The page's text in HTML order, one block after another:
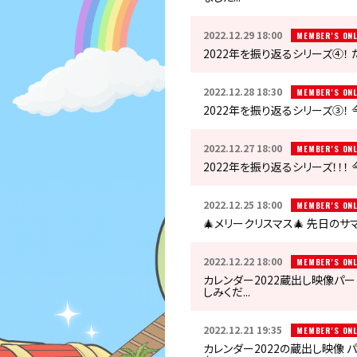
2022.12.29 18:00 MEMBER'S
2022年を振り返るシリーズ④！
2022.12.28 18:30 MEMBER'S
2022年を振り返るシリーズ③！
2022.12.27 18:00 MEMBER'S
2022年を振り返るシリーズ！！
2022.12.25 18:00 MEMBER'S
🎄メリークリスマス🎄 先日のサ
2022.12.22 18:00 MEMBER'S
カレンダー2022蔵出し映像パ
しみくだ...
2022.12.21 19:35 MEMBER'S
カレンダー2022の蔵出し映像